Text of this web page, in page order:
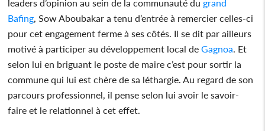
leaders d’opinion au sein de la communauté du grand
Bafing , Sow Aboubakar a tenu d’entrée à remercier celles-ci
pour cet engagement ferme à ses côtés. Il se dit par ailleurs
motivé à participer au développement local deGagnoa . Et
selon lui en briguant le poste de maire c’est pour sortir la
commune qui lui est chère de sa léthargie. Au regard de son
parcours professionnel, il pense selon lui avoir le savoir-
faire et le relationnel à cet effet.